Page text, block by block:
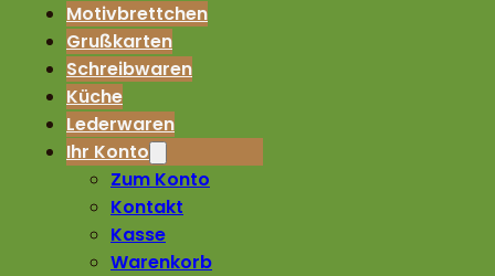
Motivbrettchen
Grußkarten
Schreibwaren
Küche
Lederwaren
Ihr Konto
Zum Konto
Kontakt
Kasse
Warenkorb